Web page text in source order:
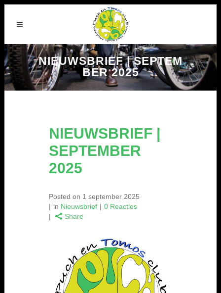
NIEUWSBRIEF | SEPTEM
BER 2025
NIEUWSBRIEF |
SEPTEMBER
2025
Posted on 1 september 2025
in Nieuwsbrief
0 Reacties
Share